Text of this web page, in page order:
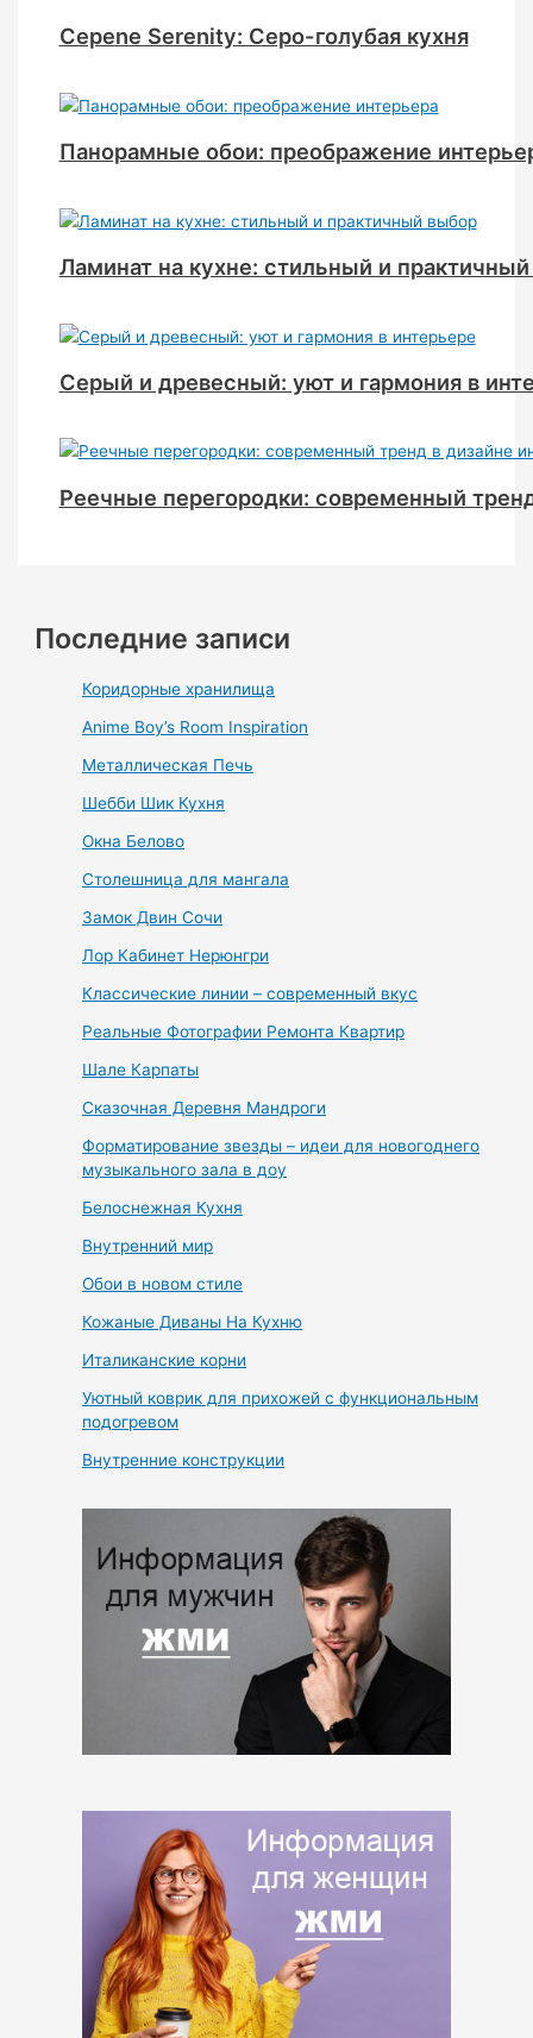
Серene Serenity: Серо-голубая кухня
Панорамные обои: преображение
Ламинат на кухне: стильный и
Серый и древесный: уют и гармония в
Реечные перегородки: современный
Последние записи
Коридорные хранилища
Anime Boy’s Room Inspiration
Металлическая Печь
Шебби Шик Кухня
Окна Белово
Столешница для мангала
Замок Двин Сочи
Лор Кабинет Нерюнгри
Классические линии – современный вкус
Реальные Фотографии Ремонта Квартир
Шале Карпаты
Сказочная Деревня Мандроги
Форматирование звезды – идеи для новогоднего
музыкального зала в доу
Белоснежная Кухня
Внутренний мир
Обои в новом стиле
Кожаные Диваны На Кухню
Италиканские корни
Уютный коврик для прихожей с функциональным
подогревом
Внутренние конструкции